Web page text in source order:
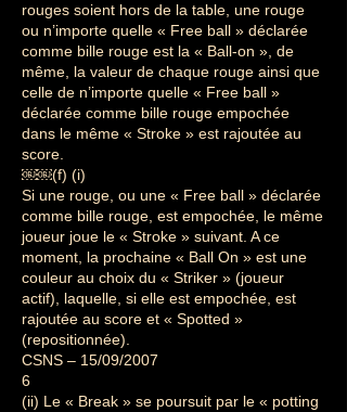
rouges soient hors de la table, une rouge
ou n’importe quelle « Free ball » déclarée
comme bille rouge est la « Ball-on », de
même, la valeur de chaque rouge ainsi que
celle de n’importe quelle « Free ball »
déclarée comme bille rouge empochée
dans le même « Stroke » est rajoutée au
score.
￼￼(f) (i)
Si une rouge, ou une « Free ball » déclarée
comme bille rouge, est empochée, le même
joueur joue le « Stroke » suivant. A ce
moment, la prochaine « Ball On » est une
couleur au choix du « Striker » (joueur
actif), laquelle, si elle est empochée, est
rajoutée au score et « Spotted »
(repositionnée).
CSNS – 15/09/2007
6
(ii) Le « Break » se poursuit par le « potting